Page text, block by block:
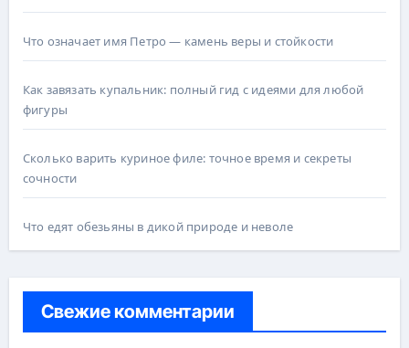
Что означает имя Петро — камень веры и стойкости
Как завязать купальник: полный гид с идеями для любой
фигуры
Сколько варить куриное филе: точное время и секреты
сочности
Что едят обезьяны в дикой природе и неволе
Свежие комментарии